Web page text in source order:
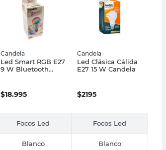
Candela
Led Smart RGB E27
9 W Bluetooth
$18.995
Candela
Led Clásica Cálida
E27 15 W Candela
$2195
Focos Led Focos Led
Blanco Blanco